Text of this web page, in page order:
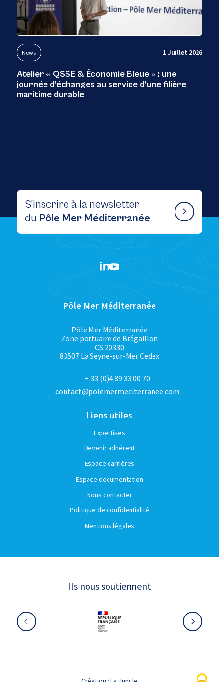
News 1 Juillet 2026
Atelier « QSSE & Économie Bleue » : une
journée d’échanges au service d’une filière
maritime durable
S’inscrire à la newsletter
du Pôle Mer Méditerranée
Pôle Mer Méditerranée
Pôle Mer Méditerranée
Zone portuaire de Brégaillon
CS 20330
83507 La Seyne-sur-Mer Cedex
+ 33 (0)4 89 33 00 70
contact@polemermediterranee.com
Liens utiles
Expertises
Devenir adhérent
Espace carrières
Espace documentation
Nous contacter
Politique de confidentialité
Mentions légales
Ils nous soutiennent